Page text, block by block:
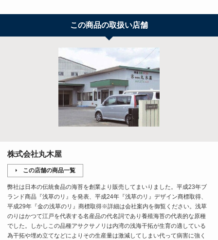
この商品の取扱い店舗
株式会社丸木屋
この店舗の商品一覧
弊社は日本の伝統食品の海苔を創業より販売してまいりました。平成23年ブ
ランド商品『浅草のリ』を発表、平成24年『浅草のリ』デザイン商標取得、
平成29年『金の浅草のリ』商標取得※詳細は会社案内を御覧ください。浅草
のりはかつて江戸を代表する名産品の代名詞であり養殖海苔の代表的な原種
でした。しかしこの品種アサクサノリは内湾の浅海干拓が生育の適している
為干拓や埋め立てなどによりその生産量は激減してしまい代って病害に強く